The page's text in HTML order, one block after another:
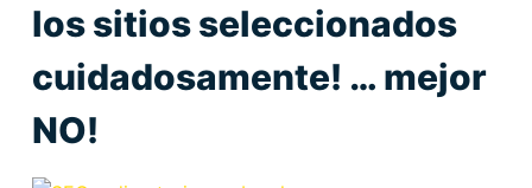
los sitios seleccionados
cuidadosamente! … mejor
NO!